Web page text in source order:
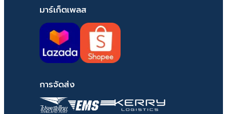
มาร์เก็ตเพลส
การจัดส่ง